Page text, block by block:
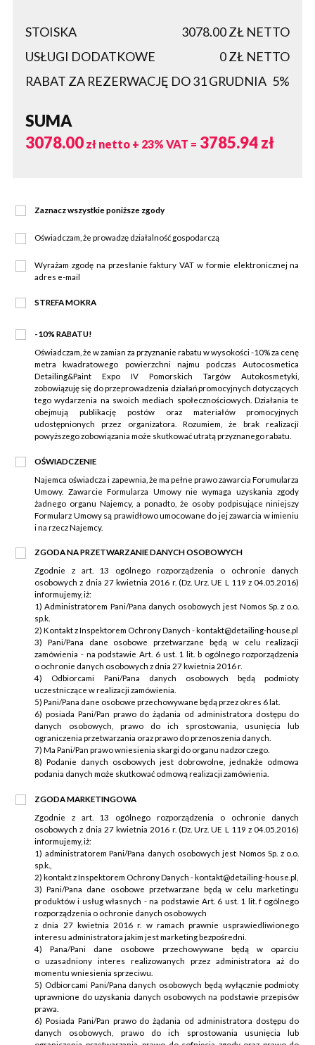
STOISKA 3078.00ZŁ NETTO
USŁUGI DODATKOWE
0ZŁ NETTO
RABAT ZA REZERWACJĘ DO 31 GRUDNIA 5%
SUMA
3078.00zł netto + 23% VAT = 3785.94zł
Zaznacz wszystkie poniższe zgody
Oświadczam, że prowadzę działalność gospodarczą
Wyrażam zgodę na przesłanie faktury VAT w formie elektronicznej na
adres e-mail
STREFA MOKRA
-10% RABATU!
Oświadczam, że w zamian za przyznanie rabatu w wysokości -10% za cenę
metra kwadratowego powierzchni najmu podczas Autocosmetica
Detailing&Paint Expo IV Pomorskich Targów Autokosmetyki,
zobowiązuję się do przeprowadzenia działań promocyjnych dotyczących
tego wydarzenia na swoich mediach społecznościowych. Działania te
obejmują publikację postów oraz materiałów promocyjnych
udostępnionych przez organizatora. Rozumiem, że brak realizacji
powyższego zobowiązania może skutkować utratą przyznanego rabatu.
OŚWIADCZENIE
Najemca oświadcza i zapewnia, że ma pełne prawo zawarcia Forumularza
Umowy. Zawarcie Formularza Umowy nie wymaga uzyskania zgody
żadnego organu Najemcy, a ponadto, że osoby podpisujące niniejszy
Formularz Umowy są prawidłowo umocowane do jej zawarcia w imieniu
i na rzecz Najemcy.
ZGODA NA PRZETWARZANIE DANYCH OSOBOWYCH
Zgodnie z art. 13 ogólnego rozporządzenia o ochronie danych
osobowych z dnia 27 kwietnia 2016 r. (Dz. Urz. UE L 119 z 04.05.2016)
informujemy, iż:
1) Administratorem Pani/Pana danych osobowych jest Nomos Sp. z o.o.
sp.k.
2) Kontakt z Inspektorem Ochrony Danych - kontakt@detailing-house.pl
3) Pani/Pana dane osobowe przetwarzane będą w celu realizacji
zamówienia - na podstawie Art. 6 ust. 1 lit. b ogólnego rozporządzenia
o ochronie danych osobowych z dnia 27 kwietnia 2016 r.
4) Odbiorcami Pani/Pana danych osobowych będą podmioty
uczestniczące w realizacji zamówienia.
5) Pani/Pana dane osobowe przechowywane będą przez okres 6 lat.
6) posiada Pani/Pan prawo do żądania od administratora dostępu do
danych osobowych, prawo do ich sprostowania, usunięcia lub
ograniczenia przetwarzania oraz prawo do przenoszenia danych.
7) Ma Pani/Pan prawo wniesienia skargi do organu nadzorczego.
8) Podanie danych osobowych jest dobrowolne, jednakże odmowa
podania danych może skutkować odmową realizacji zamówienia.
ZGODA MARKETINGOWA
Zgodnie z art. 13 ogólnego rozporządzenia o ochronie danych
osobowych z dnia 27 kwietnia 2016 r. (Dz. Urz. UE L 119 z 04.05.2016)
informujemy, iż:
1) administratorem Pani/Pana danych osobowych jest Nomos Sp. z o.o.
sp.k.,
2) kontakt z Inspektorem Ochrony Danych - kontakt@detailing-house.pl,
3) Pani/Pana dane osobowe przetwarzane będą w celu marketingu
produktów i usług własnych - na podstawie Art. 6 ust. 1 lit. f ogólnego
rozporządzenia o ochronie danych osobowych
z dnia 27 kwietnia 2016 r. w ramach prawnie usprawiedliwionego
interesu administratora jakim jest marketing bezpośredni.
4) Pana/Pani dane osobowe przechowywane będą w oparciu
o uzasadniony interes realizowanych przez administratora aż do
momentu wniesienia sprzeciwu.
5) Odbiorcami Pani/Pana danych osobowych będą wyłącznie podmioty
uprawnione do uzyskania danych osobowych na podstawie przepisów
prawa.
6) Posiada Pani/Pan prawo do żądania od administratora dostępu do
danych osobowych, prawo do ich sprostowania usunięcia lub